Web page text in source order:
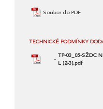
Soubor do PDF
TECHNICKÉ PODMÍNKY
TP-03_05-SŽDC
L (2-3).pdf